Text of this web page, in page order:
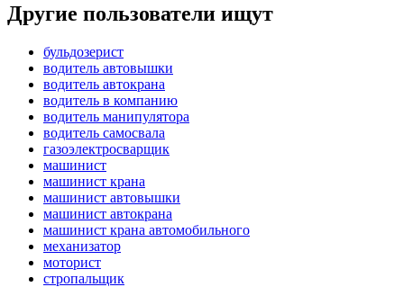
Другие пользователи ищут
бульдозерист
водитель автовышки
водитель автокрана
водитель в компанию
водитель манипулятора
водитель самосвала
газоэлектросварщик
машинист
машинист крана
машинист автовышки
машинист автокрана
машинист крана автомобильного
механизатор
моторист
стропальщик